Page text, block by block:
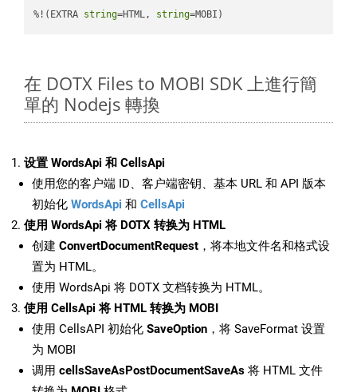
%!(EXTRA string=HTML, string=MOBI)
在 DOTX Files to MOBI SDK 上進行簡
單的 Nodejs 轉換
设置 WordsApi 和 CellsApi
使用您的客户端 ID、客户端密钥、基本 URL 和 API 版本
初始化 WordsApi 和 CellsApi
使用 WordsApi 将 DOTX 转换为 HTML
创建 ConvertDocumentRequest ，将本地文件名和格式设
置为 HTML。
使用 WordsApi 将 DOTX 文档转换为 HTML。
使用 CellsApi 将 HTML 转换为 MOBI
使用 CellsAPI 初始化 SaveOption ，将 SaveFormat 设置
为 MOBI
调用 cellsSaveAsPostDocumentSaveAs 将 HTML 文件